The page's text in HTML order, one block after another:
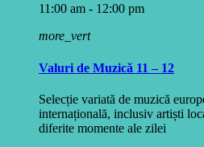
11:00 am - 12:00 pm
more_vert
Valuri de Muzică 11 – 12
Selecție variată de muzică
internațională, inclusiv artiști
diferite momente ale zilei